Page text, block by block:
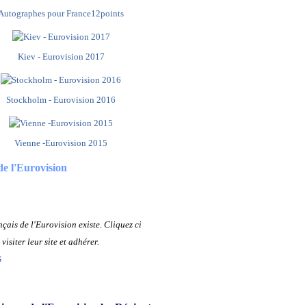
pour France12points
Kiev - Eurovision 2017
Stockholm - Eurovision 2016
Vienne -Eurovision 2015
l'Eurovision
de l'Eurovision existe. Cliquez ci
visiter leur site et adhérer.